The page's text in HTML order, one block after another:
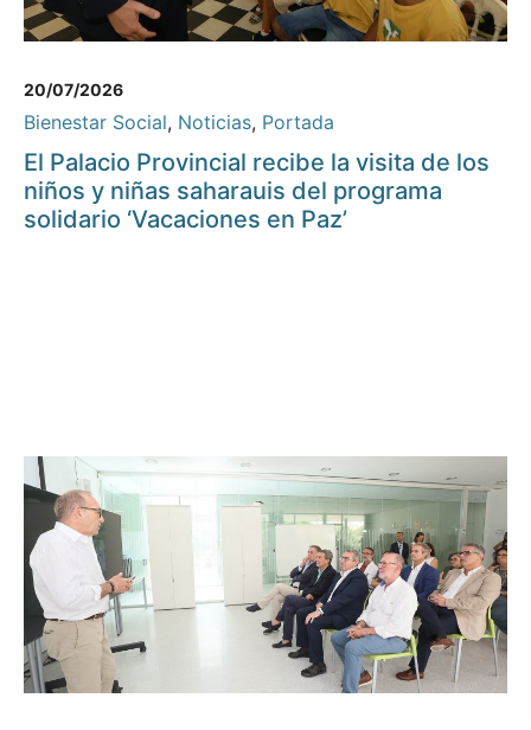
20/07/2026
Bienestar Social, Noticias, Portada
El Palacio Provincial recibe la visita de los
niños y niñas saharauis del programa
solidario ‘Vacaciones en Paz’